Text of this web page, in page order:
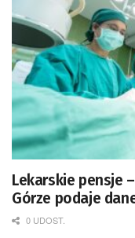
Lekarskie pensje
Górze podaje
0 UDOST.